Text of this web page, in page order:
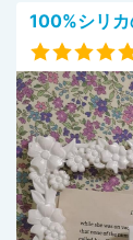
100%シリ